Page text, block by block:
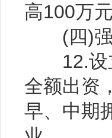
高100万元
(四)强
12.设立
全额出资
早、中期